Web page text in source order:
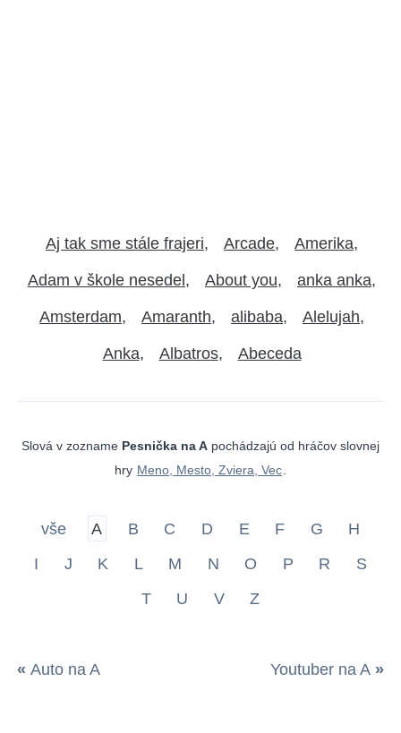
Aj tak sme stále frajeri Arcade Amerika
Adam v škole nesedel About you anka anka
Amsterdam Amaranth alibaba Alelujah
Anka Albatros Abeceda
Slová v zozname Pesnička na A pochádzajú od hráčov slovnej
hry Meno, Mesto, Zviera, Vec
vše A B C D E F G
H
I
J K L M N O P R
S
T
U V Z
« Auto na A Youtuber na A »